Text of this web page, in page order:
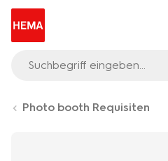
Suchbegriff eingeben...
Photo booth Requisiten